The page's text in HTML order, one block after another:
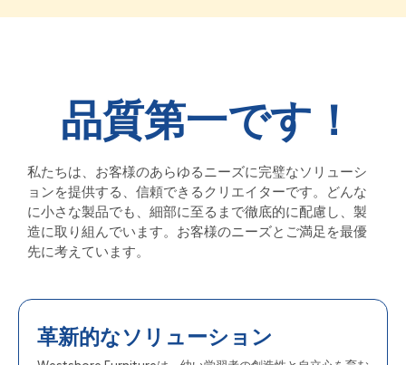
品質第一です！
私たちは、お客様のあらゆるニーズに完璧なソリューシ
ョンを提供する、信頼できるクリエイターです。どんな
に小さな製品でも、細部に至るまで徹底的に配慮し、製
造に取り組んでいます。お客様のニーズとご満足を最優
先に考えています。
革新的なソリューション